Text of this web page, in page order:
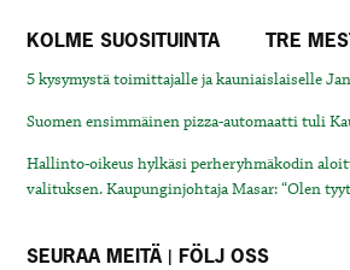
KOLME SUOSITUINTA TRE
5 kysymystä toimittajalle ja kauniaislaiselle
Suomen ensimmäinen pizza-automaatti tuli
Hallinto-oikeus hylkäsi perheryhmäkodin
valituksen. Kaupunginjohtaja Masar: “Olen
SEURAA MEITÄ | FÖLJ OSS